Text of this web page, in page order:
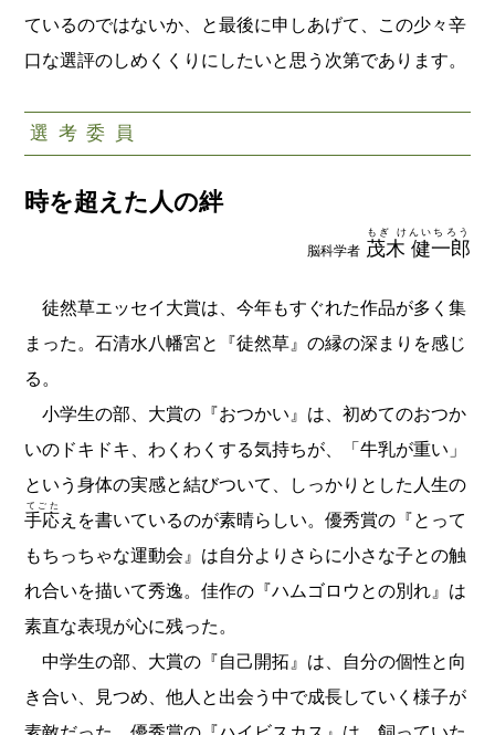
ているのではないか、と最後に申しあげて、この少々辛
口な選評のしめくくりにしたいと思う次第であります。
選考委員
時を超えた人の絆
脳科学者 茂木 健一郎
もぎ けんいちろう
徒然草エッセイ大賞は、今年もすぐれた作品が多く集
まった。石清水八幡宮と『徒然草』の縁の深まりを感じ
る。
小学生の部、大賞の『おつかい』は、初めてのおつか
いのドキドキ、わくわくする気持ちが、「牛乳が重い」
という身体の実感と結びついて、しっかりとした人生の
手応
てごた
えを書いているのが素晴らしい。優秀賞の『とって
もちっちゃな運動会』は自分よりさらに小さな子との触
れ合いを描いて秀逸。佳作の『ハムゴロウとの別れ』は
素直な表現が心に残った。
中学生の部、大賞の『自己開拓』は、自分の個性と向
き合い、見つめ、他人と出会う中で成長していく様子が